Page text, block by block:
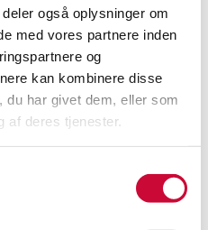
også oplysninger om
med vores partnere inden
og
kan kombinere disse
du har givet dem, eller som
af deres tjenester.